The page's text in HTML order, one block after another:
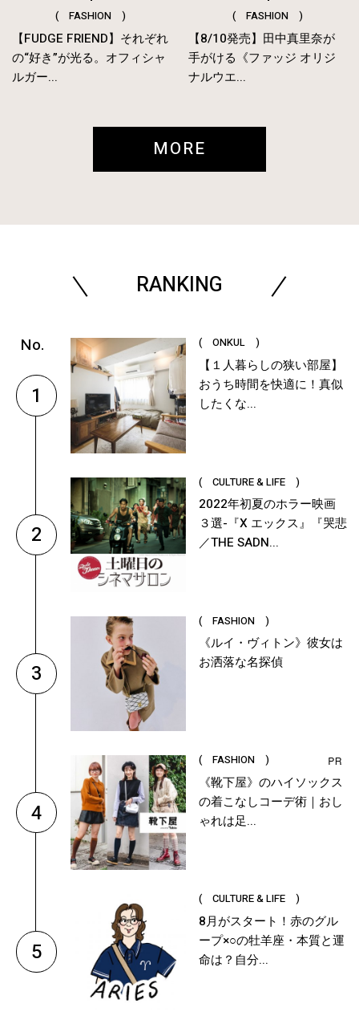
( FASHION )
【FUDGE FRIEND】それぞれ
の“好き”が光る。オフィシャ
ルガー...
( FASHION )
【8/10発売】田中真里奈が
手がける《ファッジ オリジ
ナルウエ...
MORE
RANKING
1
( ONKUL )
【１人暮らしの狭い部屋】
おうち時間を快適に！真似
したくな...
2
( CULTURE & LIFE )
2022年初夏のホラー映画
３選-『X エックス』『哭悲
／THE SADN...
3
( FASHION )
《ルイ・ヴィトン》彼女は
お洒落な名探偵
4
( FASHION )
《靴下屋》のハイソックス
の着こなしコーデ術｜おし
ゃれは足...
5
( CULTURE & LIFE )
8月がスタート！赤のグル
ープ×○の牡羊座・本質と運
命は？自分...